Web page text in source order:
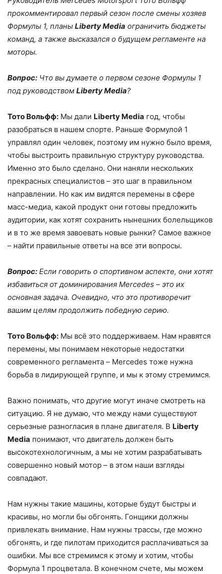
прокомментировал первый сезон после смены хозяев
Формулы 1, планы Liberty Media ограничить бюджеты
команд, а также высказался о будущем регламенте на
моторы.
Вопрос: Что вы думаете о первом сезоне Формулы 1
под руководством Liberty Media?
Тото Вольфф: Мы дали Liberty Media год, чтобы
разобраться в нашем спорте. Раньше Формулой 1
управлял один человек, поэтому им нужно было время,
чтобы выстроить правильную структуру руководства.
Именно это было сделано. Они наняли нескольких
прекрасных специалистов – это шаг в правильном
направлении. Но как им видятся перемены в сфере
масс-медиа, какой продукт они готовы предложить
аудитории, как хотят сохранить нынешних болельщиков
и в то же время завоевать новые рынки? Самое важное
– найти правильные ответы на все эти вопросы.
Вопрос: Если говорить о спортивном аспекте, они хотят
избавиться от доминирования Mercedes – это их
основная задача. Очевидно, что это противоречит
вашим целям продолжить победную серию.
Тото Вольфф: Мы всё это поддерживаем. Нам нравятся
перемены, мы понимаем некоторые недостатки
современного регламента – Mercedes тоже нужна
борьба в лидирующей группе, и мы к этому стремимся.
Важно понимать, что другие могут иначе смотреть на
ситуацию. Я не думаю, что между нами существуют
серьезные разногласия в плане двигателя. В Liberty
Media понимают, что двигатель должен быть
высокотехнологичным, а мы не хотим разрабатывать
совершенно новый мотор – в этом наши взгляды
совпадают.
Нам нужны такие машины, которые будут быстры и
красивы, но могли бы обгонять. Гонщики должны
привлекать внимание. Нам нужны трассы, где можно
обгонять, и где пилотам приходится расплачиваться за
ошибки. Мы все стремимся к этому и хотим, чтобы
Формула 1 процветала. В конечном счете, мы можем